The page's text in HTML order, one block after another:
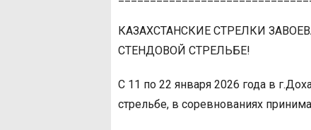
КАЗАХСТАНСКИЕ СТРЕЛКИ
СТЕНДОВОЙ СТРЕЛЬБЕ!
С 11 по 22 января 2026 года в
стрельбе, в соревнованиях